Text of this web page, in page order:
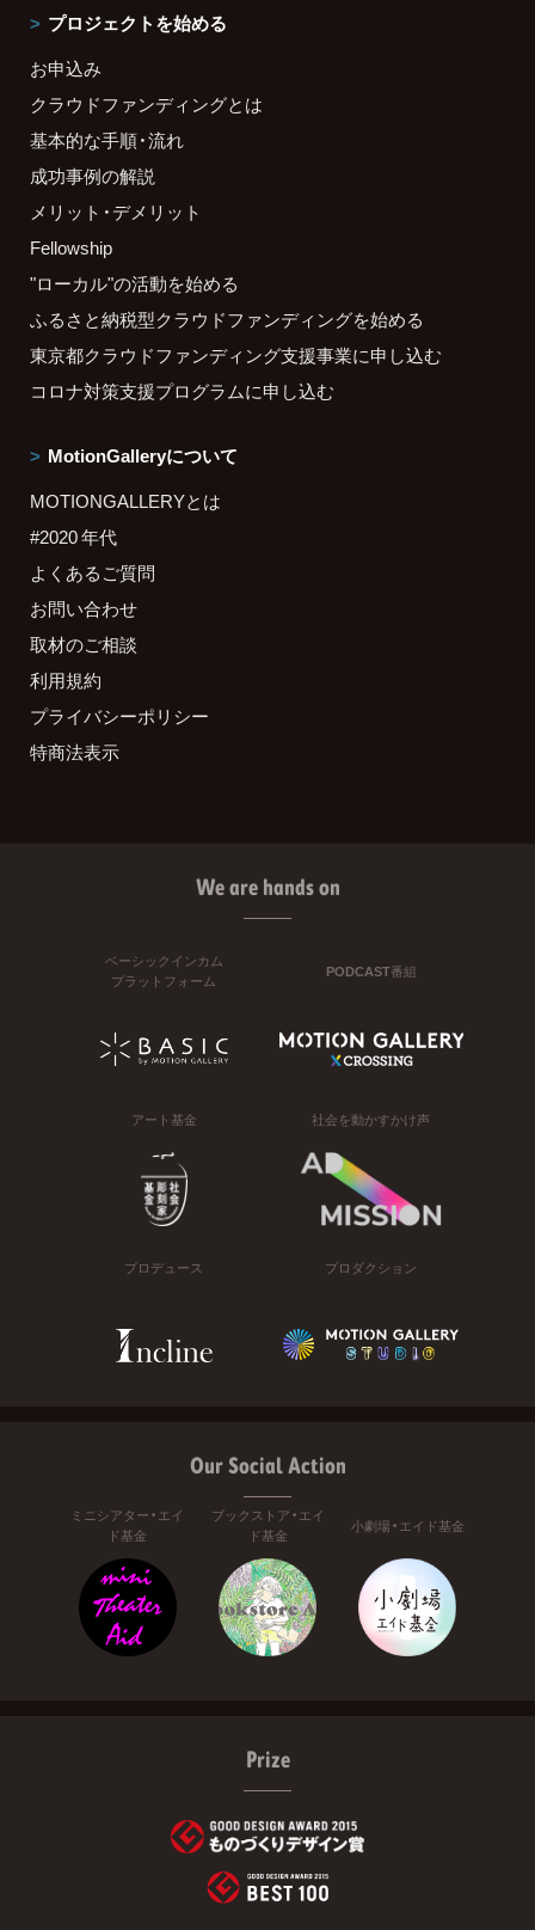
プロジェクトを始める
お申込み
クラウドファンディングとは
基本的な手順・流れ
成功事例の解説
メリット・デメリット
Fellowship
"ローカル"の活動を始める
ふるさと納税型クラウドファンディングを始める
東京都クラウドファンディング支援事業に申し込む
コロナ対策支援プログラムに申し込む
MotionGalleryについて
MOTIONGALLERYとは
#2020 年代
よくあるご質問
お問い合わせ
取材のご相談
利用規約
プライバシーポリシー
特商法表示
We are hands on
ベーシックインカム
プラットフォーム
PODCAST番組
アート基金 社会を動かすかけ声
プロデュース プロダクション
Our Social Action
ミニシアター・エイ
ド基金
ブックストア・エイ
ド基金
小劇場・エイド基金
Prize